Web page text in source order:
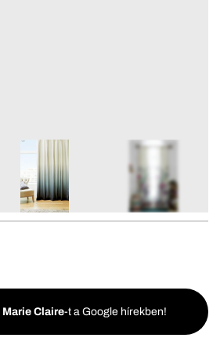
Marie Claire-t a Google hírekben!